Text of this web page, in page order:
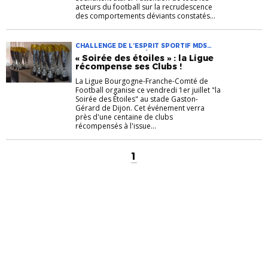
acteurs du football sur la recrudescence
des comportements déviants constatés...
CHALLENGE DE L’ESPRIT SPORTIF MDS
LIGUE BFC MDS SOIRÉE DES ETOILES
« Soirée des étoiles » : la Ligue
récompense ses Clubs !
La Ligue Bourgogne-Franche-Comté de
Football organise ce vendredi 1er juillet "la
Soirée des Étoiles" au stade Gaston-
Gérard de Dijon. Cet événement verra
près d'une centaine de clubs
récompensés à l'issue...
1